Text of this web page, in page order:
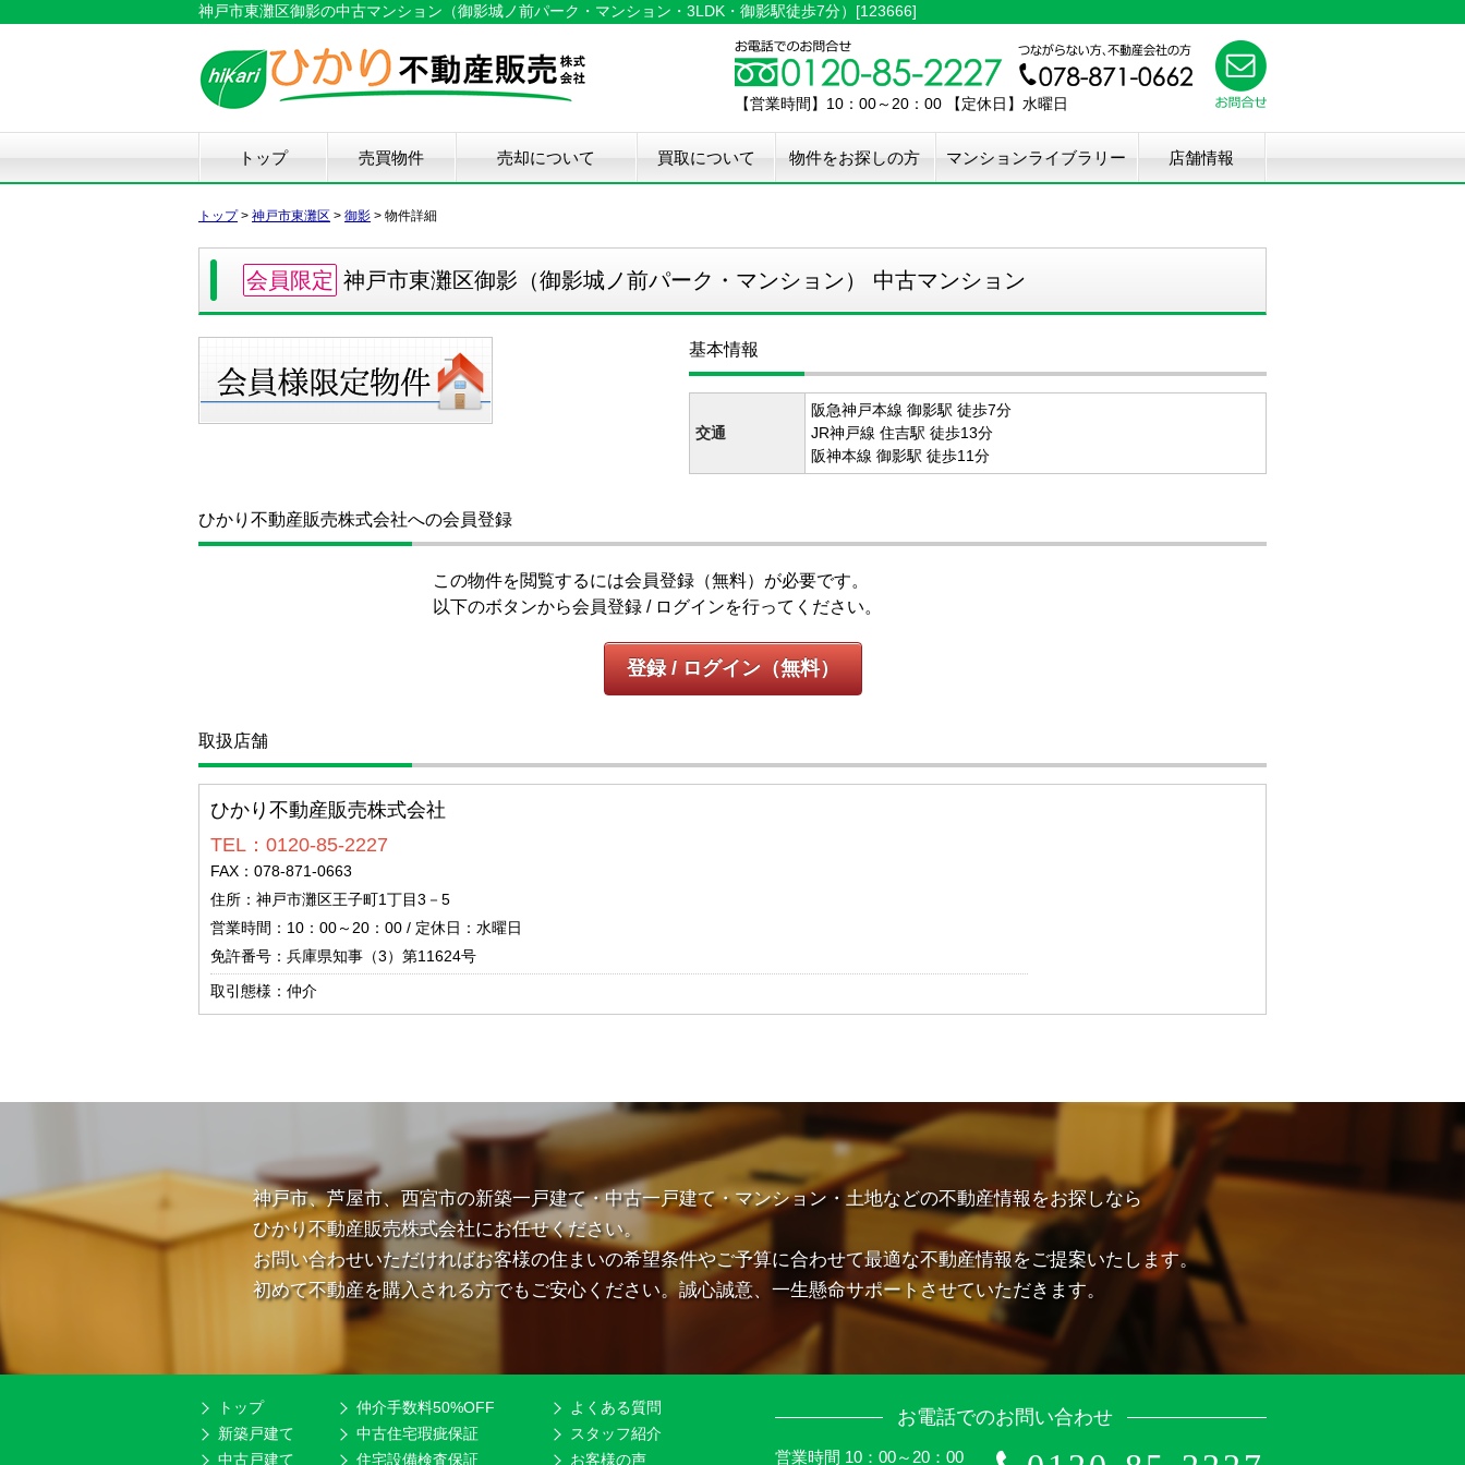
神戸市東灘区御影の中古マンション（御影城ノ前パーク・マンション・3LDK・御影駅徒歩7分）[123666]
【営業時間】10：00～20：00 【定休日】水曜日
トップ 売買物件
新築戸建て
中古戸建て
マンション
土地
売却について 買取について 物件をお探しの方 マンションライブラリー 店舗情報
トップ> 神戸市東灘区 > 御影 > 物件詳細
会員限定 神戸市東灘区御影（御影城ノ前パーク・マンション） 中古マンション
基本情報
交通
阪急神戸本線 御影駅 徒歩7分
JR神戸線 住吉駅 徒歩13分
阪神本線 御影駅 徒歩11分
ひかり不動産販売株式会社への会員登録
この物件を閲覧するには会員登録（無料）が必要です。
以下のボタンから会員登録 / ログインを行ってください。
登録 / ログイン（無料）
取扱店舗
ひかり不動産販売株式会社
TEL：0120-85-2227
FAX：078-871-0663
住所：神戸市灘区王子町1丁目3－5
営業時間：10：00～20：00 / 定休日：水曜日
免許番号：兵庫県知事（3）第11624号
取引態様：仲介
神戸市、芦屋市、西宮市の新築一戸建て・中古一戸建て・マンション・土地などの不動産情報をお探しなら
ひかり不動産販売株式会社にお任せください。
お問い合わせいただければお客様の住まいの希望条件やご予算に合わせて最適な不動産情報をご提案いたします。
初めて不動産を購入される方でもご安心ください。誠心誠意、一生懸命サポートさせていただきます。
トップ
新築戸建て
中古戸建て
仲介手数料50%OFF
中古住宅瑕疵保証
住宅設備検査保証
よくある質問
スタッフ紹介
お客様の声
お電話でのお問い合わせ
営業時間 10：00～20：00